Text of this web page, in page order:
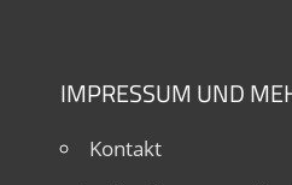
IMPRESSUM UND
Kontakt